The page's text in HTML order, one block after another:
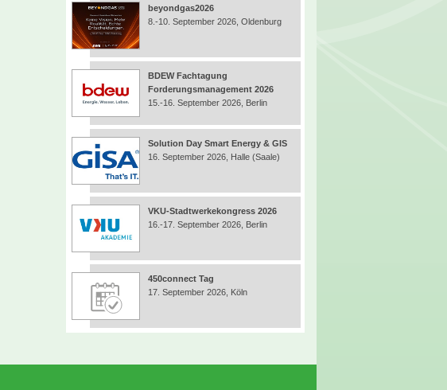
beyondgas2026
8.-10. September 2026, Oldenburg
BDEW Fachtagung
Forderungsmanagement 2026
15.-16. September 2026, Berlin
Solution Day Smart Energy & GIS
16. September 2026, Halle (Saale)
VKU-Stadtwerkekongress 2026
16.-17. September 2026, Berlin
450connect Tag
17. September 2026, Köln